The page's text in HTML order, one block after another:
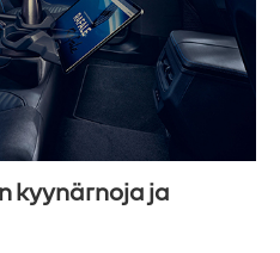
kyynärnoja ja